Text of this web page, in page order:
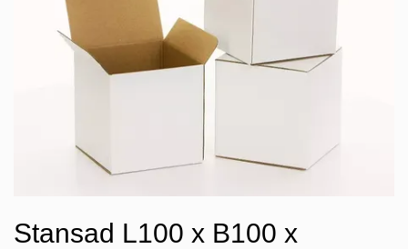
Stansad L100 x B100 x